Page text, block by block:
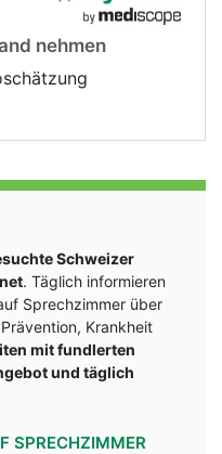
nehmen
Schweizer
. Täglich informieren
Sprechzimmer über
Krankheit
mit fundlerten
und täglich
SPRECHZIMMER